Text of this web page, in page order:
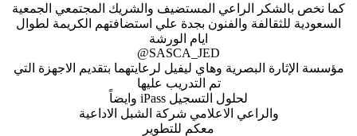
كما نخص بالشكر الراعي المستضيف والشريك المجتمعي الجمعية
السعودية للثقالفة والفنون بجدة علي استضافتهم الكريمة لطوال
ايام الورشة
@SASCA_JED
مؤسسة الإثارة البصرية وهاي ليفيل لرعايتهما بتقديم الاجهزة التي
تم التدريب عليها
وايضاً iPass لحلول التسجيل
والراعي الاعلامي شركة الشبل الاداعية
معكم للتطوير